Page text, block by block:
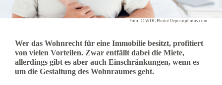
Foto: © WDGPhoto/Depositphotos.com
Wer das Wohnrecht für eine Immobilie besitzt, profitiert
von vielen Vorteilen. Zwar entfällt dabei die Miete,
allerdings gibt es aber auch Einschränkungen, wenn es
um die Gestaltung des Wohnraumes geht.